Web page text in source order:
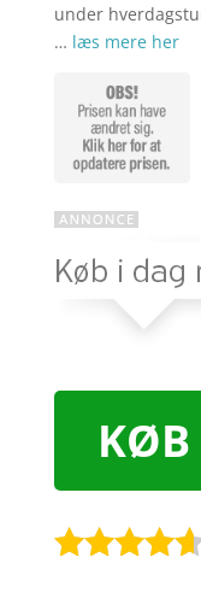
under
… læs mere her
KØB